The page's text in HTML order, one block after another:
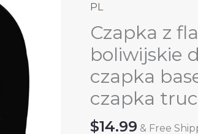
PL
Czapka z
boliwijskie
czapka
czapka
$14.99 & Free